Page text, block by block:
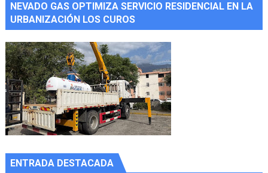
NEVADO GAS OPTIMIZA SERVICIO RESIDENCIAL EN LA
URBANIZACIÓN LOS CUROS
ENTRADA DESTACADA